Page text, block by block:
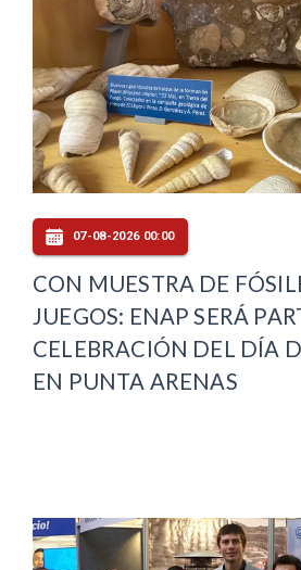
07-08-2026 00:00
CON MUESTRA DE
JUEGOS: ENAP SERÁ
CELEBRACIÓN DEL DÍA
EN PUNTA ARENAS